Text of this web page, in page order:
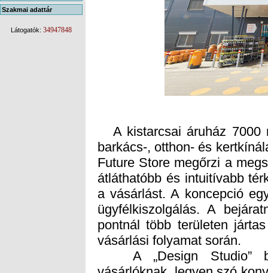
Szakmai adattár
Látogatók: 34947848
A kistarcsai áruház 7000
barkács-, otthon- és
Future Store megőrzi a
átláthatóbb és intuitívabb
a vásárlást. A koncepció
ügyfélkiszolgálás. A
pontnál több területen
vásárlási folyamat során.
A „Design Studio”
vásárlóknak, legyen szó
áruházban egy új
tervezés keretében a
dolgoznak, hanem egy
konyhakínálatra
megvalósításában. A